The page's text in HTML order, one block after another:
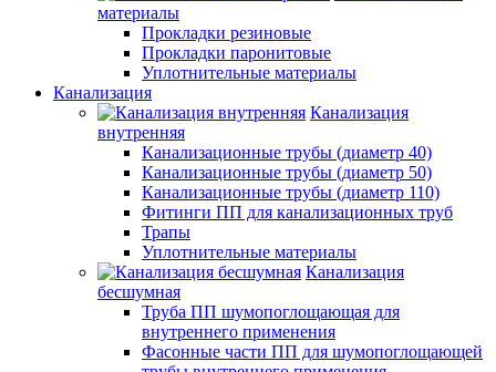
материалы
Прокладки резиновые
Прокладки паронитовые
Уплотнительные материалы
Канализация
Канализация
внутренняя
Канализационные трубы (диаметр 40)
Канализационные трубы (диаметр 50)
Канализационные трубы (диаметр 110)
Фитинги ПП для канализационных труб
Трапы
Уплотнительные материалы
Канализация
бесшумная
Труба ПП шумопоглощающая для
внутреннего применения
Фасонные части ПП для шумопоглощающей